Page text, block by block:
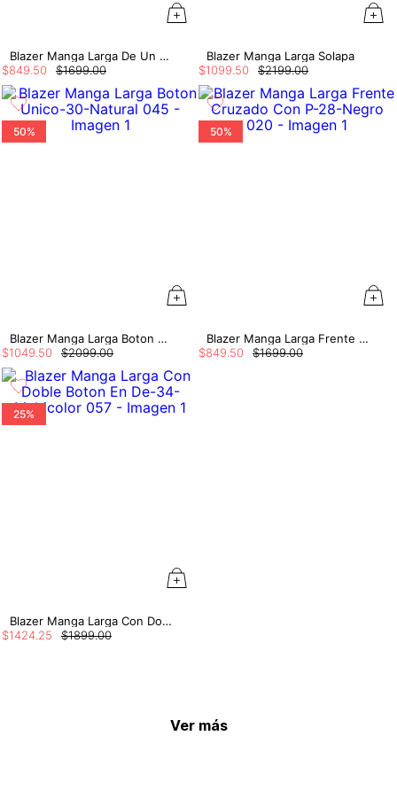
Blazer Manga Larga De Un Boton
$1699.00
$849 50
Blazer Manga Larga Solapa
$2199.00
$1099 50
50%
Blazer Manga Larga Boton Unico
$2099.00
$1049 50
50%
Blazer Manga Larga Frente Cruzado Con P
$1699.00
$849 50
25%
Blazer Manga Larga Con Doble Boton En De
$1899.00
$1424 25
Ver más